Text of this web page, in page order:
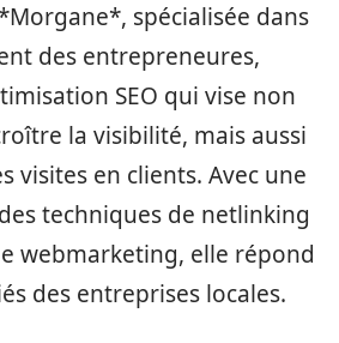
spécialisée dans
des entrepreneures,
SEO qui vise non
la visibilité, mais aussi
visites en clients. Avec une
techniques de netlinking
webmarketing, elle répond
des entreprises locales.